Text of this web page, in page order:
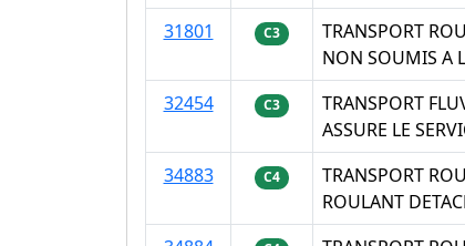
31801
C3
TRANSPORT
NON SOUMIS A
32454
C3
TRANSPORT
ASSURE LE
34883
C4
TRANSPORT
ROULANT